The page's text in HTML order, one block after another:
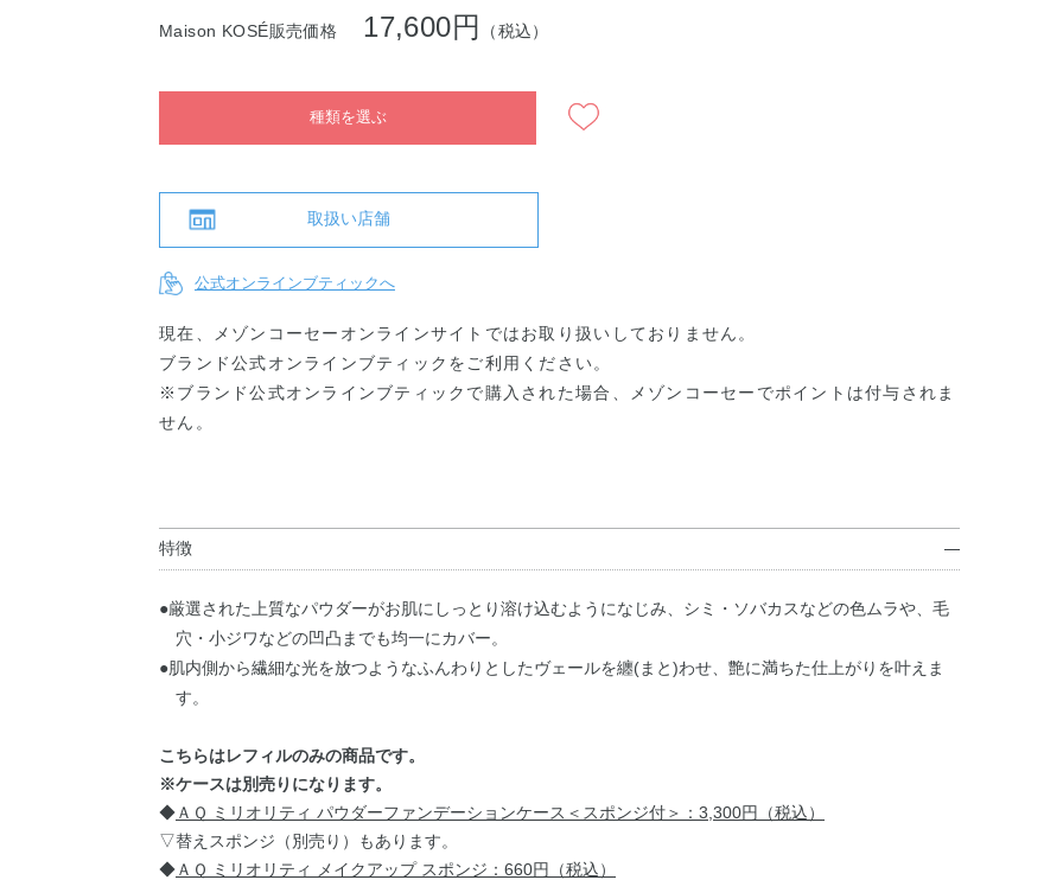
Maison KOSÉ販売価格 17,600円 （税込）
種類を選ぶ
取扱い店舗
公式オンラインブティックへ
現在、メゾンコーセーオンラインサイトではお取り扱いしておりません。
ブランド公式オンラインブティックをご利用ください。
※ブランド公式オンラインブティックで購入された場合、メゾンコーセーでポイントは付与されま
せん。
特徴
●厳選された上質なパウダーがお肌にしっとり溶け込むようになじみ、シミ・ソバカスなどの色ムラや、毛
穴・小ジワなどの凹凸までも均一にカバー。
●肌内側から繊細な光を放つようなふんわりとしたヴェールを纏(まと)わせ、艶に満ちた仕上がりを叶えま
す。
こちらはレフィルのみの商品です。
※ケースは別売りになります。
◆ＡＱ ミリオリティ パウダーファンデーションケース＜スポンジ付＞：3,300円（税込）
▽替えスポンジ（別売り）もあります。
◆ＡＱ ミリオリティ メイクアップ スポンジ：660円（税込）